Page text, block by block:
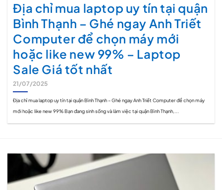
Địa chỉ mua laptop uy tín tại quận
Bình Thạnh – Ghé ngay Anh Triết
Computer để chọn máy mới
hoặc like new 99% – Laptop
Sale Giá tốt nhất
21/07/2025
Địa chỉ mua laptop uy tín tại quận Bình Thạnh – Ghé ngay Anh Triết Computer để chọn máy
mới hoặc like new 99% Bạn đang sinh sống và làm việc tại quận Bình Thạnh,...